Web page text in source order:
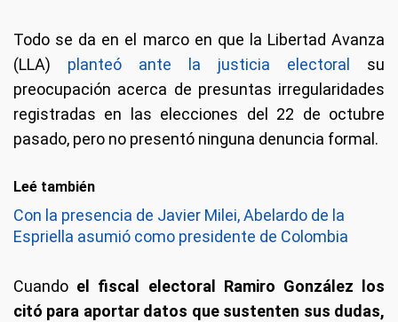
Todo se da en el marco en que la Libertad Avanza
(LLA) planteó ante la justicia electoral su
preocupación acerca de presuntas irregularidades
registradas en las elecciones del 22 de octubre
pasado, pero no presentó ninguna denuncia formal.
Leé también
Con la presencia de Javier Milei, Abelardo de la
Espriella asumió como presidente de Colombia
Cuando el fiscal electoral Ramiro González los
citó para aportar datos que sustenten sus dudas,